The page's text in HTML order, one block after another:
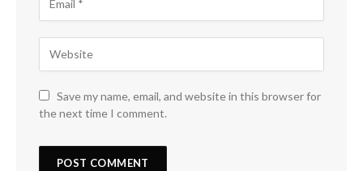
Save my name, email, and website in this browser for
the next time I comment.